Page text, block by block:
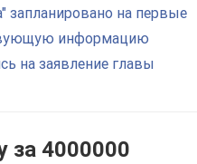
запланировано на первые
информацию
на заявление главы
за 4000000